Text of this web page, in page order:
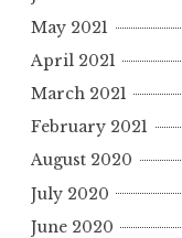
May 2021
April 2021
March 2021
February 2021
August 2020
July 2020
June 2020